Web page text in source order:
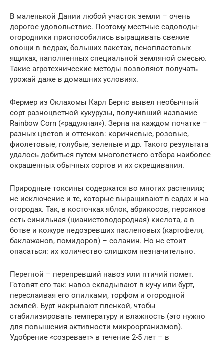
В маленькой Дании любой участок земли – очень
дорогое удовольствие. Поэтому местные садоводы-
огородники приспособились выращивать свежие
овощи в ведрах, больших пакетах, пенопластовых
ящиках, наполненных специальной земляной смесью.
Такие агротехнические методы позволяют получать
урожай даже в домашних условиях.
Фермер из Оклахомы Карл Бернс вывел необычный
сорт разноцветной кукурузы, получивший название
Rainbow Corn («радужная»). Зерна на каждом початке –
разных цветов и оттенков: коричневые, розовые,
фиолетовые, голубые, зеленые и др. Такого результата
удалось добиться путем многолетнего отбора наиболее
окрашенных обычных сортов и их скрещивания.
Природные токсины содержатся во многих растениях;
не исключение и те, которые выращивают в садах и на
огородах. Так, в косточках яблок, абрикосов, персиков
есть синильная (цианистоводородная) кислота, а в
ботве и кожуре недозревших пасленовых (картофеля,
баклажанов, помидоров) – соланин. Но не стоит
опасаться: их количество слишком незначительно.
Перегной – перепревший навоз или птичий помет.
Готовят его так: навоз складывают в кучу или бурт,
переслаивая его опилками, торфом и огородной
землей. Бурт накрывают пленкой, чтобы
стабилизировать температуру и влажность (это нужно
для повышения активности микроорганизмов).
Удобрение «созревает» в течение 2-5 лет – в